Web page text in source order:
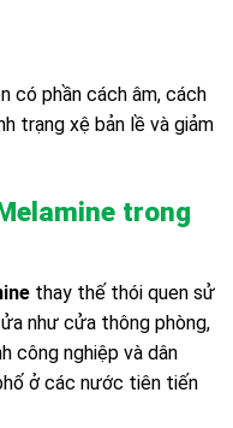
có phần cách âm, cách
trạng xệ bản lề và giảm
trong
thay thế thói quen sử
như cửa thông phòng,
công nghiệp và dân
ở các nước tiên tiến